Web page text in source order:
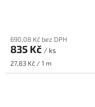
690,08 Kč bez DPH
835 Kč / ks
Měrná
cena:
27,83 Kč / 1 m